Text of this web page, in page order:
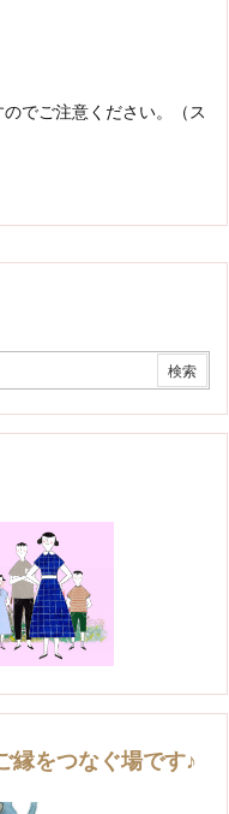
でご注意ください。（ス
縁をつなぐ場です♪